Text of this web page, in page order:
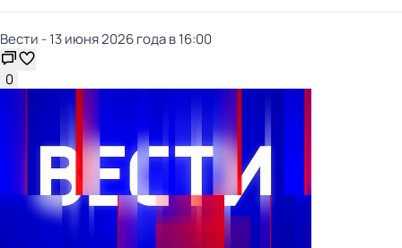
Вести - 13 июня 2026 года в 16:00
0